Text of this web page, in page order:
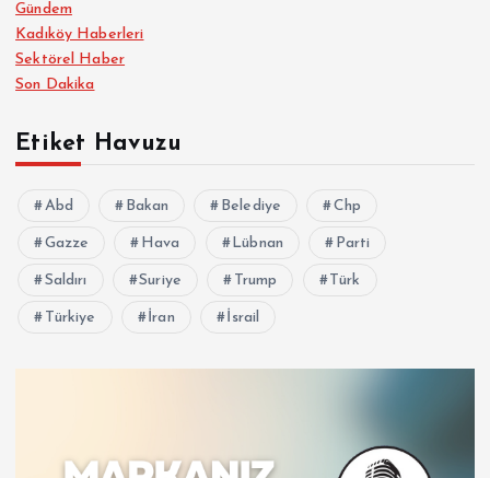
Gündem
Kadıköy Haberleri
Sektörel Haber
Son Dakika
Etiket Havuzu
Abd Bakan Belediye Chp
Gazze Hava Lübnan Parti
Saldırı Suriye Trump Türk
Türkiye İran İsrail